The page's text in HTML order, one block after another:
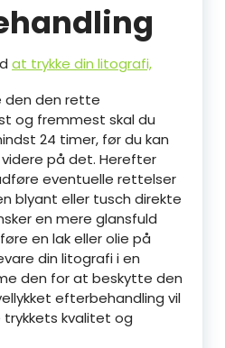
at trykke din litografi,
den den rette
og fremmest skal du
24 timer, før du kan
på det. Herefter
eventuelle rettelser
blyant eller tusch direkte
en mere glansfuld
en lak eller olie på
din litografi i en
den for at beskytte den
efterbehandling vil
kvalitet og